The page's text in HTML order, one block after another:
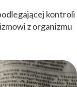
kontroli
z organizmu